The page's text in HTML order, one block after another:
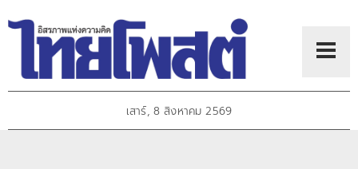
เสาร์, 8 สิงหาคม 2569